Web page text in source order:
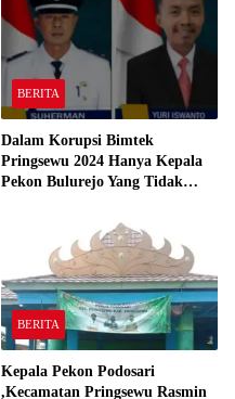
BERITA
Dalam Korupsi Bimtek
Pringsewu 2024 Hanya Kepala
Pekon Bulurejo Yang Tidak
BERITA
Kepala Pekon Podosari
,Kecamatan Pringsewu Rasmin